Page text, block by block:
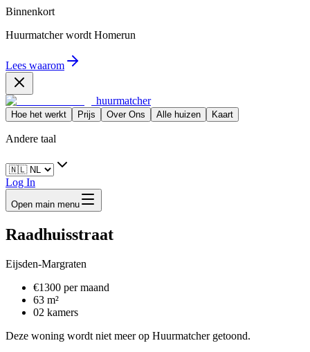
Binnenkort
Huurmatcher wordt Homerun
Lees waarom
huurmatcher
Hoe het werkt Prijs Over Ons Alle huizen Kaart
Andere taal
Log In
Open main menu
Raadhuisstraat
Eijsden-Margraten
€1300 per maand
63 m²
02 kamers
Deze woning wordt niet meer op Huurmatcher getoond.